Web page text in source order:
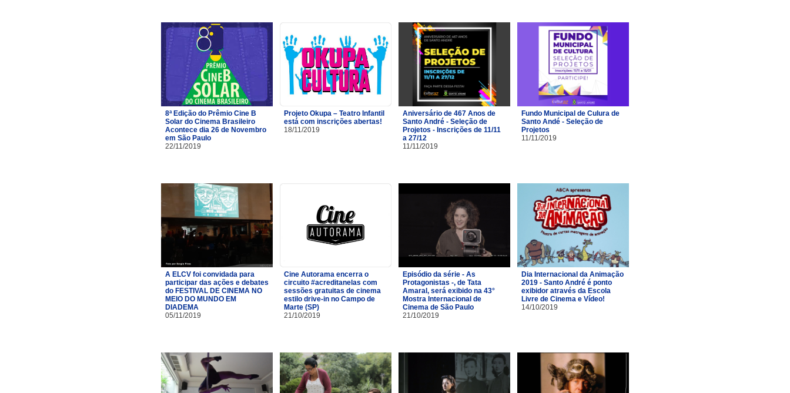
8ª Edição do Prêmio Cine B
Solar do Cinema Brasileiro
Acontece dia 26 de Novembro
em São Paulo
22/11/2019
Projeto Okupa – Teatro Infantil
está com inscrições abertas!
18/11/2019
Aniversário de 467 Anos de
Santo André - Seleção de
Projetos - Inscrições de 11/11
a 27/12
11/11/2019
Fundo Municipal de Culura de
Santo Andé - Seleção de
Projetos
11/11/2019
A ELCV foi convidada para
participar das ações e debates
do FESTIVAL DE CINEMA NO
MEIO DO MUNDO EM
DIADEMA
05/11/2019
Cine Autorama encerra o
circuito #acreditanelas com
sessões gratuitas de cinema
estilo drive-in no Campo de
Marte (SP)
21/10/2019
Episódio da série - As
Protagonistas -, de Tata
Amaral, será exibido na 43°
Mostra Internacional de
Cinema de São Paulo
21/10/2019
Dia Internacional da Animação
2019 - Santo André é ponto
exibidor através da Escola
Livre de Cinema e Vídeo!
14/10/2019